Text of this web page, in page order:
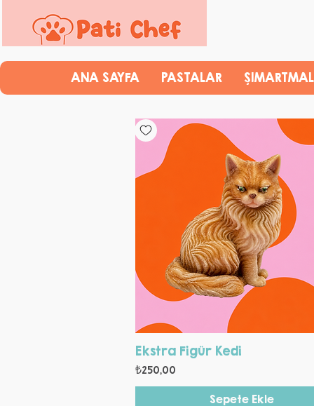
ANA SAYFA PASTALAR
Hızlı Bakış
Ekstra Figür Kedi
Fiyat
₺250,00
Sepete Ekle